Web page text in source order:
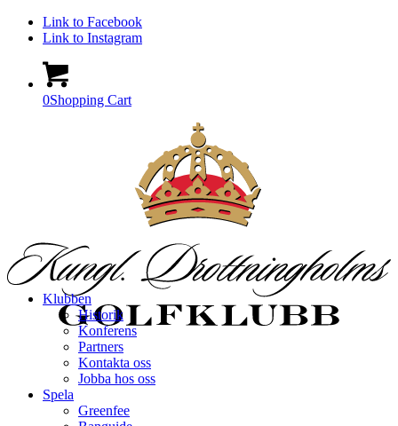
Link to Facebook
Link to Instagram
0Shopping Cart
Klubben
Historik
Konferens
Partners
Kontakta oss
Jobba hos oss
Spela
Greenfee